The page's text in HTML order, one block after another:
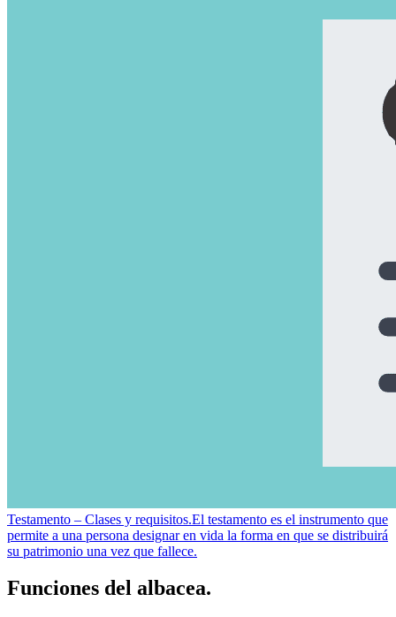
Testamento – Clases y requisitos.El testamento es el instrumento que
permite a una persona designar en vida la forma en que se distribuirá
su patrimonio una vez que fallece.
Funciones del albacea.